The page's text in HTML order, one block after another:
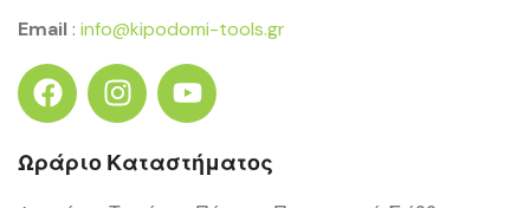
Email : info@kipodomi-tools.gr
Ωράριο Καταστήματος